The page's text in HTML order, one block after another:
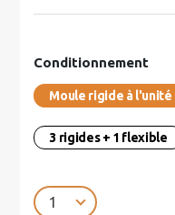
Conditionnement
Moule rigide à l'unité
3 rigides + 1 flexible